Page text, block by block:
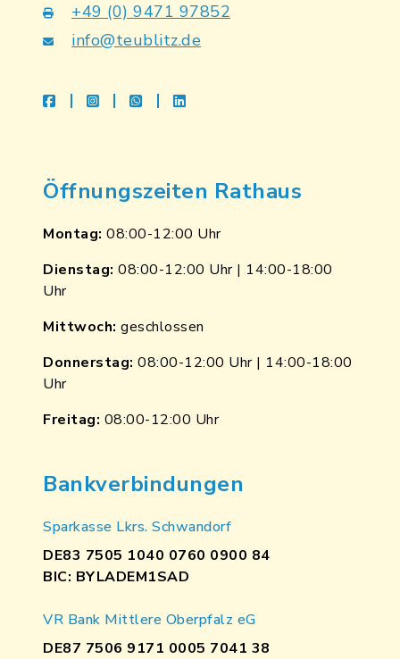
+49 (0) 9471 97852
info@teublitz.de
facebookinstagramwhatsapplinkedin
Öffnungszeiten Rathaus
Montag: 08:00-12:00 Uhr
Dienstag: 08:00-12:00 Uhr | 14:00-18:00
Uhr
Mittwoch: geschlossen
Donnerstag: 08:00-12:00 Uhr | 14:00-18:00
Uhr
Freitag: 08:00-12:00 Uhr
Bankverbindungen
Sparkasse Lkrs. Schwandorf
DE83 7505 1040 0760 0900 84
BIC: BYLADEM1SAD
VR Bank Mittlere Oberpfalz eG
DE87 7506 9171 0005 7041 38